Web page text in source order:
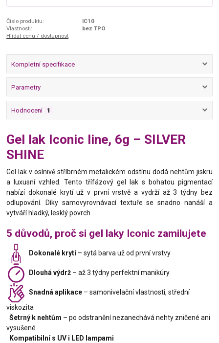
Číslo produktu:
IC10
Vlastnosti:
bez TPO
Hlídat cenu / dostupnost
Kompletní specifikace
Parametry
Hodnocení 1
Gel lak Iconic line, 6g – SILVER
SHINE
Gel lak v oslnivě stříbrném metalickém odstínu dodá nehtům jiskru
a luxusní vzhled. Tento třífázový gel lak s bohatou pigmentací
nabízí dokonalé krytí už v první vrstvě a vydrží až 3 týdny bez
odlupování. Díky samovyrovnávací textuře se snadno nanáší a
vytváří hladký, lesklý povrch.
5 důvodů, proč si gel laky Iconic zamilujete
Dokonalé krytí– sytá barva už od první vrstvy
Dlouhá výdrž – až 3 týdny perfektní manikúry
Snadná aplikace – samonivelační vlastnosti, střední
viskozita
Šetrný k nehtům – po odstranění nezanechává nehty zničené ani
vysušené
Kompatibilní s UV i LED lampami